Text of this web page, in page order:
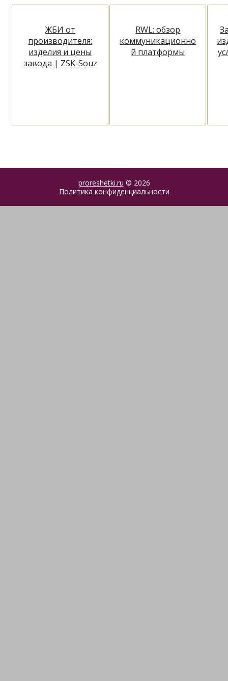
ЖБИ от
производителя:
изделия и цены
завода | ZSK-Souz
RWL: обзор
коммуникационно
й платформы
proreshetki.ru © 2026
Политика конфиденциальности